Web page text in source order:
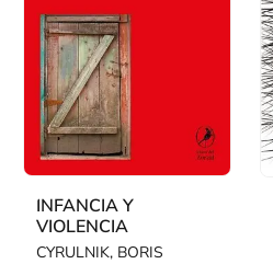
INFANCIA Y
VIOLENCIA
CYRULNIK, BORIS